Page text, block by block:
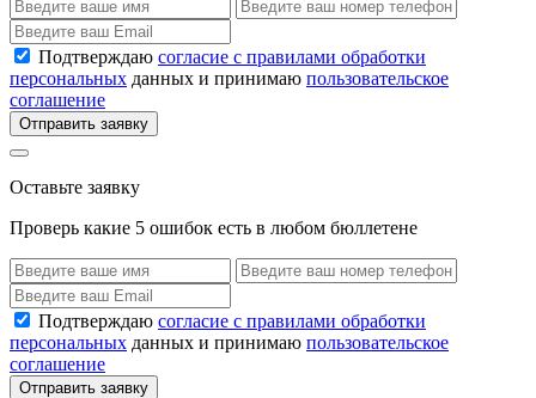
Подтверждаю согласие с правилами обработки
персональных данных и принимаю пользовательское
соглашение
Отправить заявку
Оставьте заявку
Проверь какие 5 ошибок есть в любом бюллетене
Подтверждаю согласие с правилами обработки
персональных данных и принимаю пользовательское
соглашение
Отправить заявку